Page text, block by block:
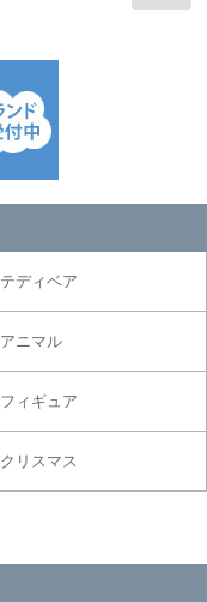
テディベア
アニマル
フィギュア
クリスマス